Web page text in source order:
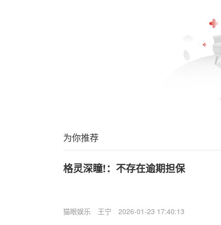
为你推荐
格灵深瞳!：不存在逾期担保
猫眼娱乐 王宁 2026-01-23 17:40:13